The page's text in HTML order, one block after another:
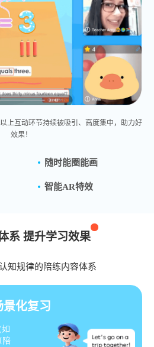
上互动环节持续被吸引、高度集中，助力好
效果！
随时能圈能画
智能AR特效
系 提升学习效果
知规律的陪练内容体系
景化复习
陪